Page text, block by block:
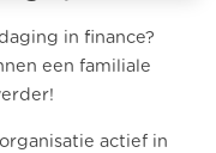
in finance?
een familiale
actief in